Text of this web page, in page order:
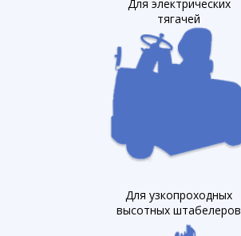
Для электрических
тягачей
Для узкопроходных
высотных штабелеров